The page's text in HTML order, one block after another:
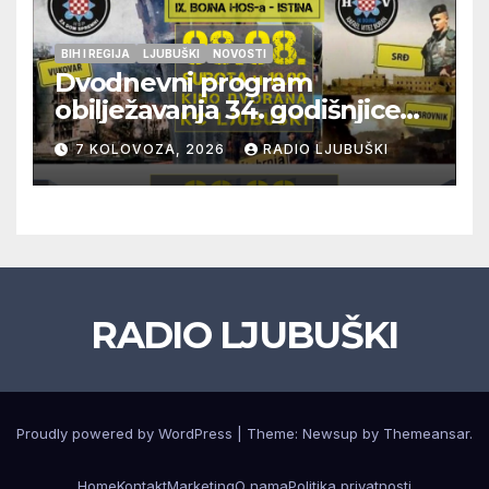
BIH I REGIJA LJUBUŠKI NOVOSTI
Dvodnevni program
obilježavanja 34. godišnjice
pogibije generala Blaža
Kraljevića i osmorice
pripadnika HOS-a
7 KOLOVOZA, 2026 RADIO LJUBUŠKI
RADIO LJUBUŠKI
Proudly powered by WordPress Theme: Newsup by Themeansar.